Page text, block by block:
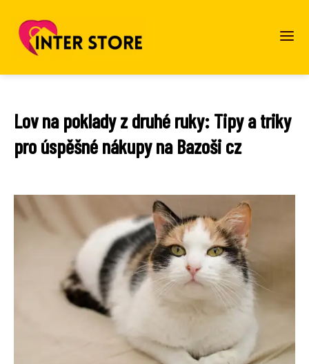
Lov na poklady z druhé ruky: Tipy a triky
pro úspěšné nákupy na Bazoši cz